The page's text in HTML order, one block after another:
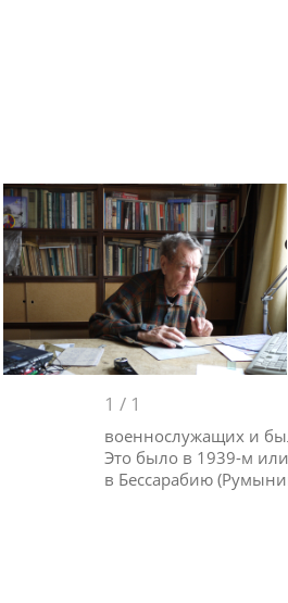
1 / 1
военнослужащих и
Это было в 1939-м или
в Бессарабию